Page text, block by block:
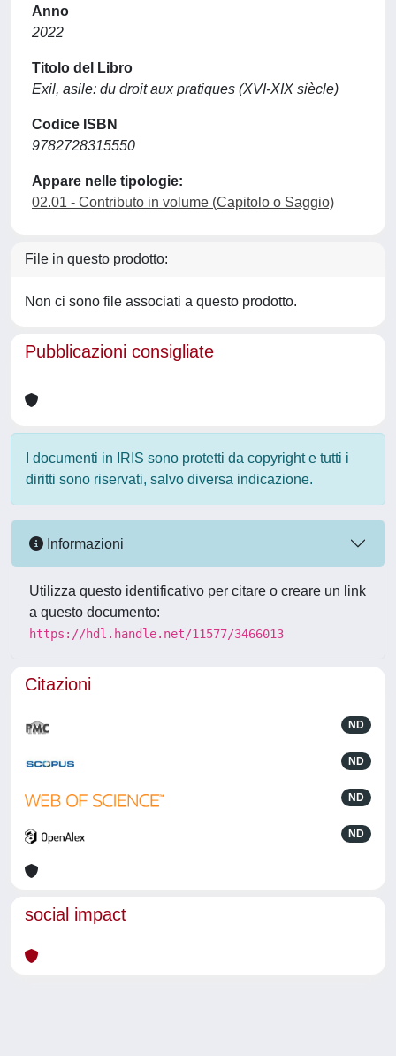
Anno
2022
Titolo del Libro
Exil, asile: du droit aux pratiques (XVI-XIX siècle)
Codice ISBN
9782728315550
Appare nelle tipologie:
02.01 - Contributo in volume (Capitolo o Saggio)
File in questo prodotto:
Non ci sono file associati a questo prodotto.
Pubblicazioni consigliate
I documenti in IRIS sono protetti da copyright e tutti i
diritti sono riservati, salvo diversa indicazione.
Informazioni
Utilizza questo identificativo per citare o creare un link
a questo documento:
https://hdl.handle.net/11577/3466013
Citazioni
ND
ND
ND
ND
social impact